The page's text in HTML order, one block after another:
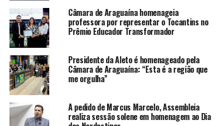
Câmara de Araguaína homenageia
professora por representar o Tocantins no
Prêmio Educador Transformador
Presidente da Aleto é homenageado pela
Câmara de Araguaína: “Esta é a região que
me orgulha”
A pedido de Marcus Marcelo, Assembleia
realiza sessão solene em homenagem ao Dia